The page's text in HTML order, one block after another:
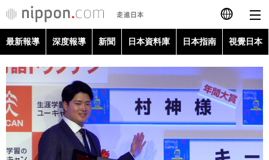
日本語
English
简体字
Français
最新報導
深度報導
最新報導 深度報導 新聞 日本資料庫 日本指南 視覺日本